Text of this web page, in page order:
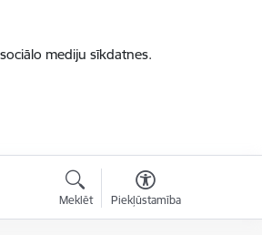
mediju sīkdatnes.
Meklēt Piekļūstamība